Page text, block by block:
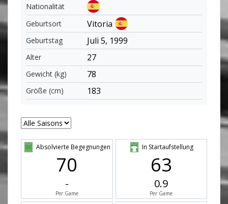
Nationalität
Geburtsort
Vitoria
Geburtstag Juli 5, 1999
Alter 27
Gewicht (kg) 78
Größe (cm) 183
Absolvierte Begegnungen
70
-
Per Game
In Startaufstellung
63
0.9
Per Game